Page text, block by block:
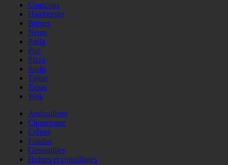
Couscous
Hamburger
Burger
Nems
Paëla
Phö
Pizza
Sushi
Tajine
Tapas
Wok
Andouillette
Choucroute
Crêpes
Fondue
Grenouilles
Huitres et coquillages